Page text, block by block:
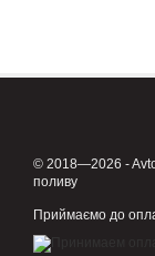
© 2018—2026 -
поливу
Приймаємо до